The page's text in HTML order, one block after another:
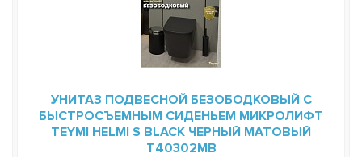
УНИТАЗ ПОДВЕСНОЙ БЕЗОБОДКОВЫЙ С
БЫСТРОСЪЕМНЫМ СИДЕНЬЕМ МИКРОЛИФТ
TEYMI HELMI S BLACK ЧЕРНЫЙ МАТОВЫЙ
T40302MB